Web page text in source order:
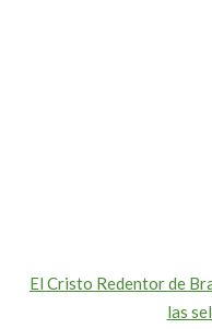
El Cristo Redentor de
las